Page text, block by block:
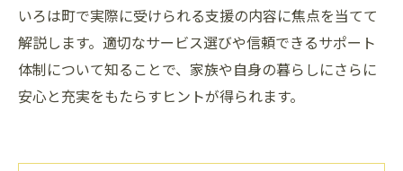
いろは町で実際に受けられる支援の内容に焦点を当てて
解説します。適切なサービス選びや信頼できるサポート
体制について知ることで、家族や自身の暮らしにさらに
安心と充実をもたらすヒントが得られます。